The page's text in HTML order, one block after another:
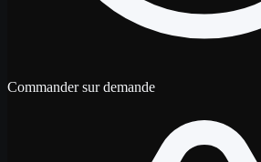
Commander sur demande